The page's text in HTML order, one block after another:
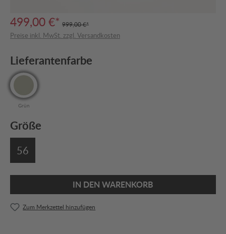
499,00 €* 999,00 €*
Preise inkl. MwSt. zzgl. Versandkosten
Lieferantenfarbe
Grün
Größe
56
IN DEN WARENKORB
Zum Merkzettel hinzufügen